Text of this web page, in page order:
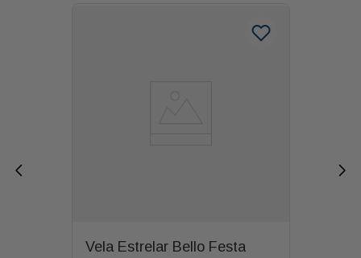
Vela Estrelar Bello Festa